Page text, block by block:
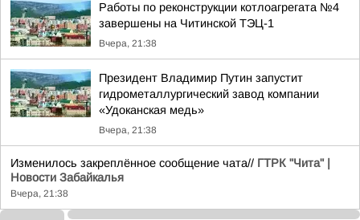
Работы по реконструкции котлоагрегата №4
завершены на Читинской ТЭЦ-1
Вчера, 21:38
Президент Владимир Путин запустит
гидрометаллургический завод компании
«Удоканская медь»
Вчера, 21:38
Изменилось закреплённое сообщение чата// ГТРК "Чита" |
Новости Забайкалья
Вчера, 21:38